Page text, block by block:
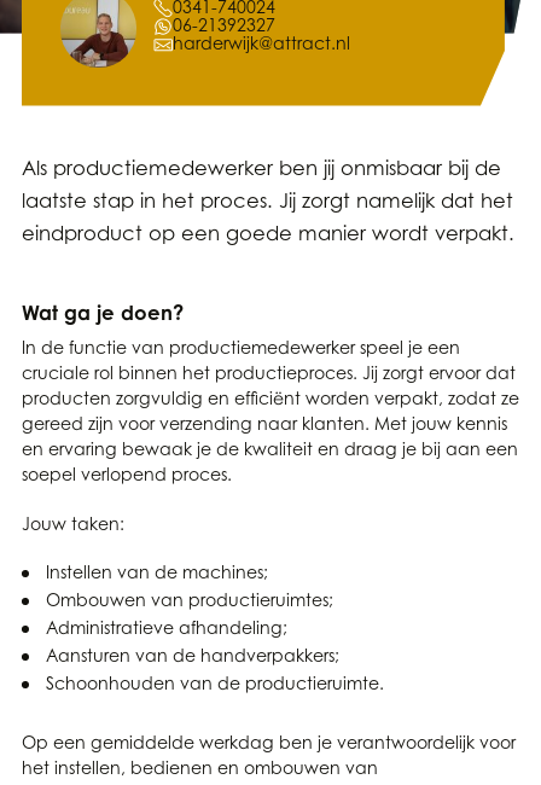
0341-740024
06-21392327
harderwijk@attract.nl
Als productiemedewerker ben jij onmisbaar bij de
laatste stap in het proces. Jij zorgt namelijk dat het
eindproduct op een goede manier wordt verpakt.
Wat ga je doen?
In de functie van productiemedewerker speel je een
cruciale rol binnen het productieproces. Jij zorgt ervoor dat
producten zorgvuldig en efficiënt worden verpakt, zodat ze
gereed zijn voor verzending naar klanten. Met jouw kennis
en ervaring bewaak je de kwaliteit en draag je bij aan een
soepel verlopend proces.
Jouw taken:
Instellen van de machines;
Ombouwen van productieruimtes;
Administratieve afhandeling;
Aansturen van de handverpakkers;
Schoonhouden van de productieruimte.
Op een gemiddelde werkdag ben je verantwoordelijk voor
het instellen, bedienen en ombouwen van